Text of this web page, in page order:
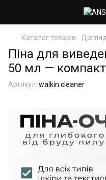
Каталог товарів
Піна для
50 мл —
Артикул: walkin.cleaner